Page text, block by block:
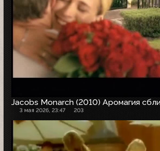
Jacobs Monarch (2010) Аромагия
3 мая 2026, 23:47 203